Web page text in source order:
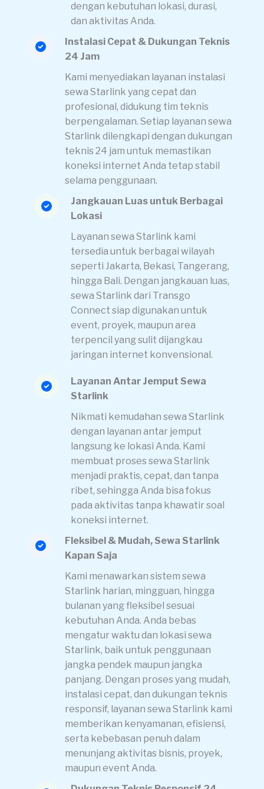
Layanan Antar Jemput Sewa
Starlink
Nikmati kemudahan sewa Starlink
dengan layanan antar jemput
langsung ke lokasi Anda. Kami
membuat proses sewa Starlink
menjadi praktis, cepat, dan tanpa
ribet, sehingga Anda bisa fokus
pada aktivitas tanpa khawatir soal
koneksi internet.
Fleksibel & Mudah, Sewa Starlink
Kapan Saja
Kami menawarkan sistem sewa
Starlink harian, mingguan, hingga
bulanan yang fleksibel sesuai
kebutuhan Anda. Anda bebas
mengatur waktu dan lokasi sewa
Starlink, baik untuk penggunaan
jangka pendek maupun jangka
panjang. Dengan proses yang mudah,
instalasi cepat, dan dukungan teknis
responsif, layanan sewa Starlink kami
memberikan kenyamanan, efisiensi,
serta kebebasan penuh dalam
menunjang aktivitas bisnis, proyek,
maupun event Anda.
dengan kebutuhan lokasi, durasi,
dan aktivitas Anda.
Instalasi Cepat & Dukungan Teknis
24 Jam
Kami menyediakan layanan instalasi
sewa Starlink yang cepat dan
profesional, didukung tim teknis
berpengalaman. Setiap layanan sewa
Starlink dilengkapi dengan dukungan
teknis 24 jam untuk memastikan
koneksi internet Anda tetap stabil
selama penggunaan.
Jangkauan Luas untuk Berbagai
Lokasi
Layanan sewa Starlink kami
tersedia untuk berbagai wilayah
seperti Jakarta, Bekasi, Tangerang,
hingga Bali. Dengan jangkauan luas,
sewa Starlink dari Transgo
Connect siap digunakan untuk
event, proyek, maupun area
terpencil yang sulit dijangkau
jaringan internet konvensional.